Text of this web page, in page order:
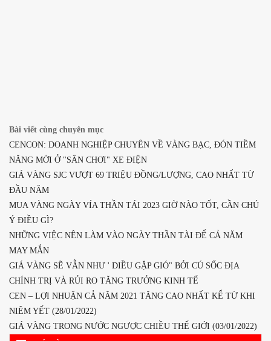
Bài viết cùng chuyên mục
CENCON: DOANH NGHIỆP CHUYÊN VỀ VÀNG BẠC, ĐÓN TIỀM
NĂNG MỚI Ở "SÂN CHƠI" XE ĐIỆN
GIÁ VÀNG SJC VƯỢT 69 TRIỆU ĐỒNG/LƯỢNG, CAO NHẤT TỪ
ĐẦU NĂM
MUA VÀNG NGÀY VÍA THẦN TÁI 2023 GIỜ NÀO TỐT, CẦN CHÚ
Ý ĐIỀU GÌ?
NHỮNG VIỆC NÊN LÀM VÀO NGÀY THẦN TÀI ĐỂ CẢ NĂM
MAY MẮN
GIÁ VÀNG SẼ VẪN NHƯ ' DIỀU GẶP GIÓ" BỞI CÚ SỐC ĐỊA
CHÍNH TRỊ VÀ RỦI RO TĂNG TRƯỞNG KINH TẾ
CEN – LỢI NHUẬN CẢ NĂM 2021 TĂNG CAO NHẤT KỂ TỪ KHI
NIÊM YẾT (28/01/2022)
GIÁ VÀNG TRONG NƯỚC NGƯỢC CHIỀU THẾ GIỚI (03/01/2022)